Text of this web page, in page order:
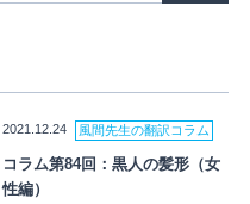
2021.12.24 風間先生の翻訳コラム
コラム第84回：黒人の髪形（女
性編）